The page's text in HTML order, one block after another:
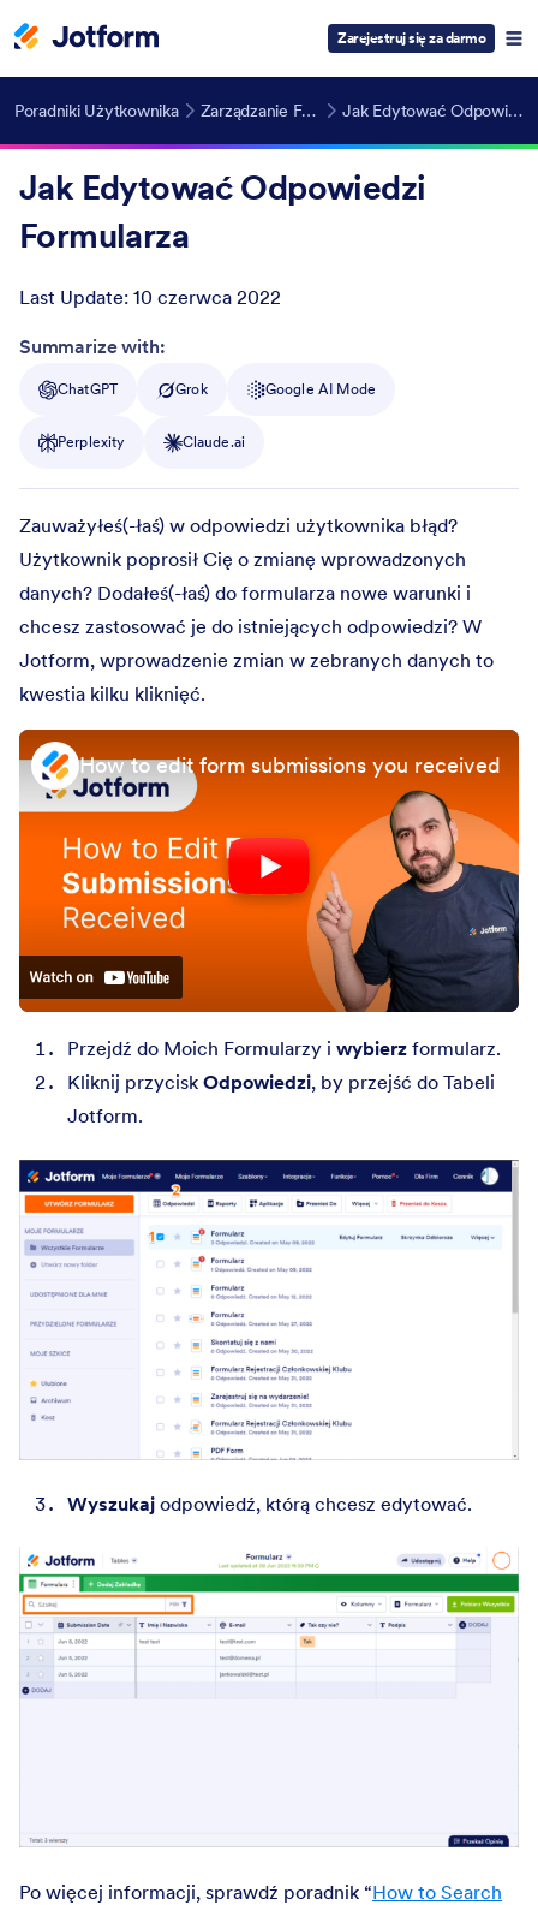
Zarejestruj się za darmo
Poradniki Użytkownika Zarządzanie Formularzami Jak Edytować Odpowiedzi Formularza
Jak Edytować Odpowiedzi
Formularza
Last Update: 10 czerwca 2022
Post ID
Summarize with:
ChatGPT Grok Google AI Mode
Perplexity Claude.ai
Zauważyłeś(-łaś) w odpowiedzi użytkownika błąd?
Użytkownik poprosił Cię o zmianę wprowadzonych
danych? Dodałeś(-łaś) do formularza nowe warunki i
chcesz zastosować je do istniejących odpowiedzi? W
Jotform, wprowadzenie zmian w zebranych danych to
kwestia kilku kliknięć.
How to edit form submissions you received
Przejdź do Moich Formularzy i wybierz formularz.
Kliknij przycisk Odpowiedzi, by przejść do Tabeli
Jotform.
Wyszukaj odpowiedź, którą chcesz edytować.
Po więcej informacji, sprawdź poradnik “How to Search